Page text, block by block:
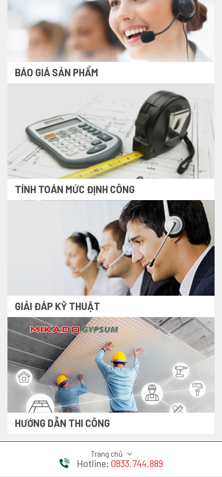
BÁO GIÁ SẢN PHẨM
TÍNH TOÁN MỨC ĐỊNH CÔNG
GIẢI ĐÁP KỸ THUẬT
HƯỚNG DẪN THI CÔNG
Trang chủ
Hotline: 0833.744.889